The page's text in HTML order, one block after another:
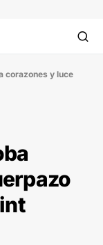
corazones y luce